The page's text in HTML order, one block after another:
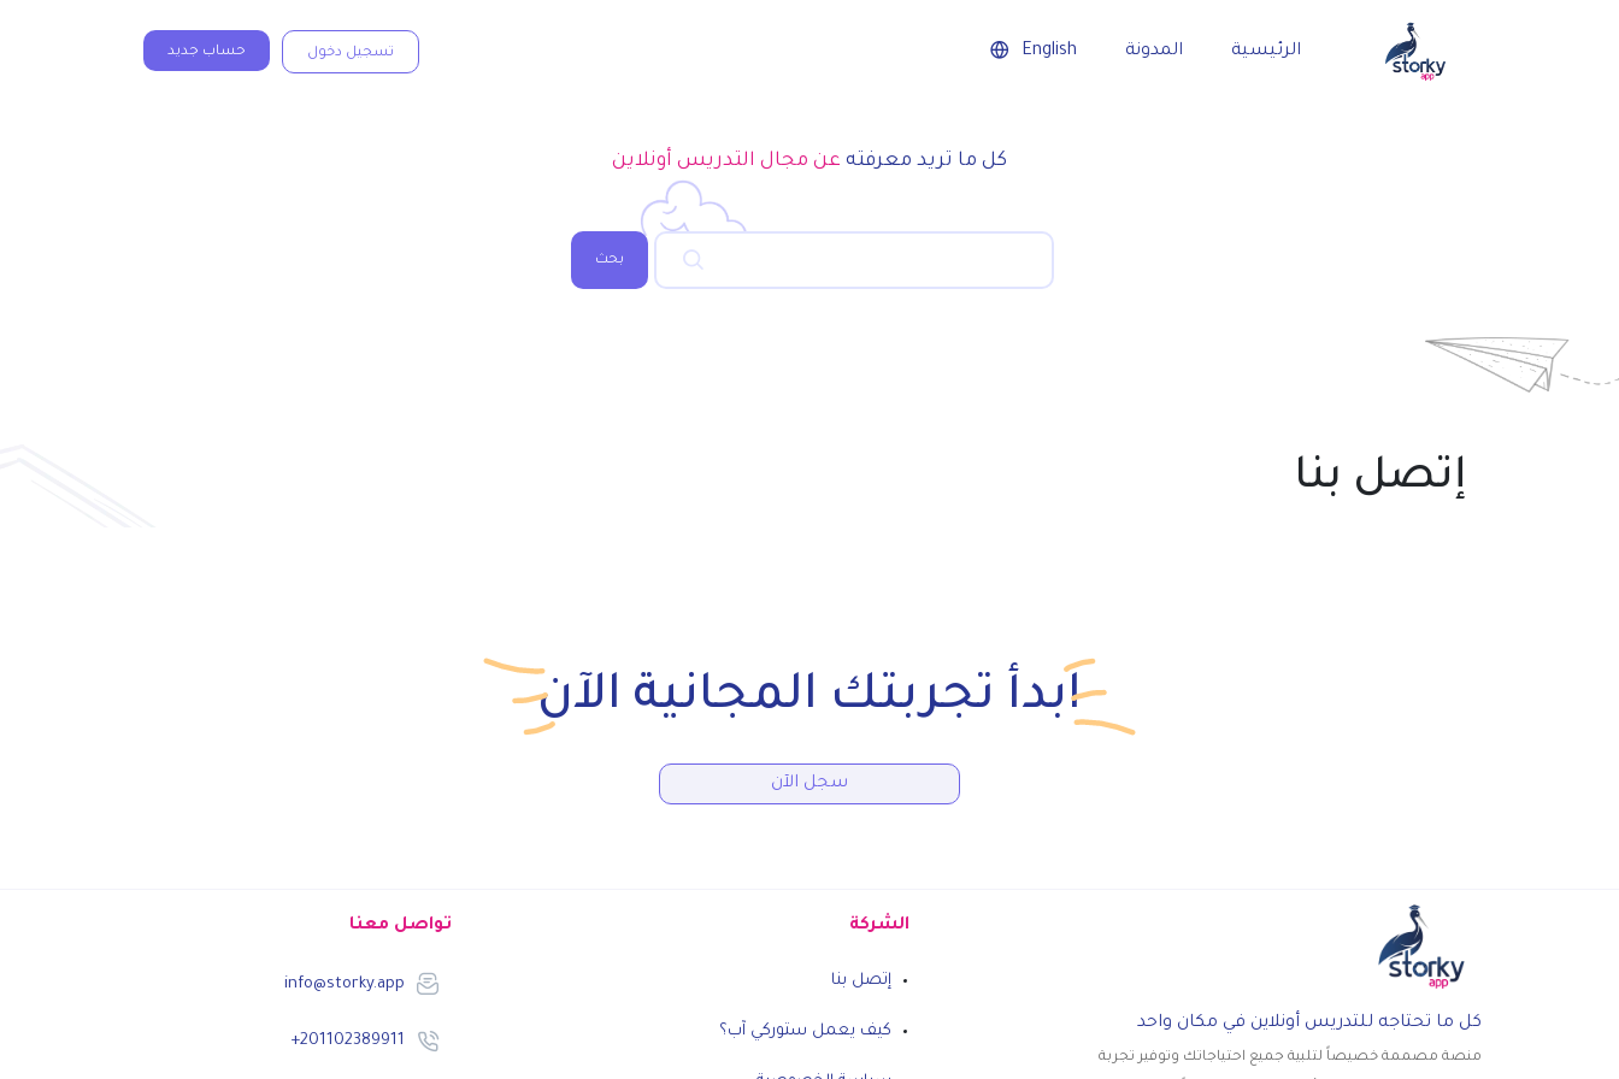
الرئيسية المدونة English تسجيل دخول حساب جديد
كل ما تريد معرفته عن مجال التدريس أونلاين
بحث
إتصل بنا
ابدأ تجربتك المجانية الآن
سجل الآن
كل ما تحتاجه للتدريس أونلاين في مكان واحد
منصة مصممة خصيصاً لتلبية جميع احتياجاتك وتوفير تجربة
الشركة
إتصل بنا
كيف يعمل ستوركي آب؟
تواصل معنا
info@storky.app
+201102389911